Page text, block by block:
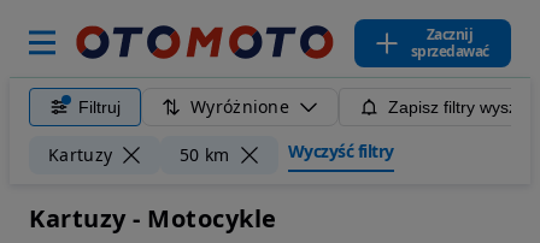
Zacznij
sprzedawać
Filtruj Wyróżnione Zapisz filtry
Kartuzy 50 km Wyczyść filtry
Kartuzy - Motocykle